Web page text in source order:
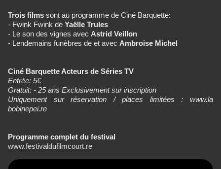
Trois films sont au programme de Ciné Barquette:
- Fwink Fwink de Yaëlle Trules
- Le son des vignes avec Astrid Veillon
- Lendemains funèbres de et avec Ambroise Michel
Ciné Barquette Acteurs de Séries TV
Entrée: 5€
Gratuit: - 25 ans Exclusivement sur inscription
Uniquement sur réservation / places limitées : www.la
bobinepei.re
Programme complet du festival
www.festivaldufilmcourt.re